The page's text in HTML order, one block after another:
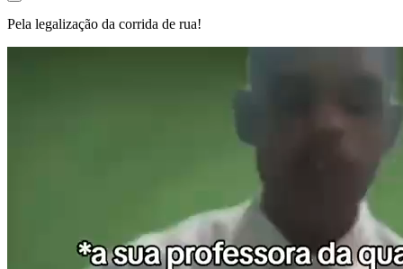
Pela legalização da corrida de rua!